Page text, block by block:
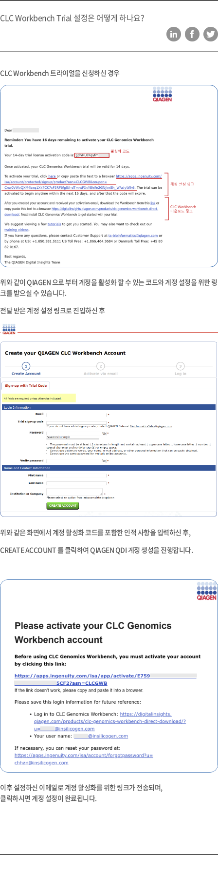
CLC Workbench Trial 설정은 어떻게 하나요?
CLC Workbench 트라이얼을 신청하신 경우
위와 같이 QIAGEN 으로 부터 계정을 활성화 할 수 있는코드와 계정 설정을 위한링
크를 받으실 수 있습니다.
전달 받은 계정 설정 링크로 진입하신 후
위와 같은 화면에서 계정 활성화 코드를 포함한 인적 사항을 입력하신 후,
CREATE ACCOUNT를 클릭하여 QIAGEN QDI 계정 생성을 진행합니다.
이후 설정하신 이메일로 계정 활성화를 위한 링크가 전송되며,
클릭하시면 계정 설정이 완료됩니다.